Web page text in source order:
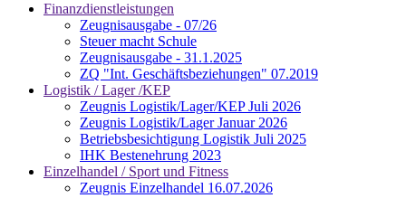
Finanzdienstleistungen
Zeugnisausgabe - 07/26
Steuer macht Schule
Zeugnisausgabe - 31.1.2025
ZQ "Int. Geschäftsbeziehungen" 07.2019
Logistik / Lager /KEP
Zeugnis Logistik/Lager/KEP Juli 2026
Zeugnis Logistik/Lager Januar 2026
Betriebsbesichtigung Logistik Juli 2025
IHK Bestenehrung 2023
Einzelhandel / Sport und Fitness
Zeugnis Einzelhandel 16.07.2026